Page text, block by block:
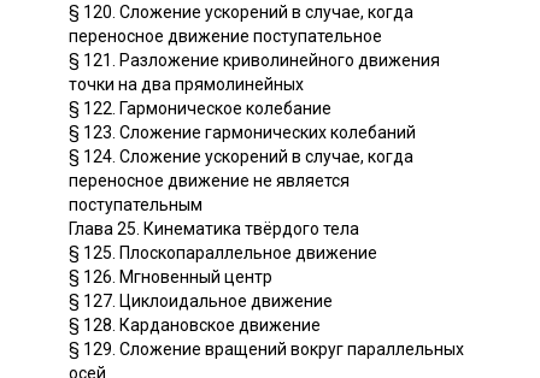
§ 120. Сложение ускорений в случае, когда
переносное движение поступательное
§ 121. Разложение криволинейного движения
точки на два прямолинейных
§ 122. Гармоническое колебание
§ 123. Сложение гармонических колебаний
§ 124. Сложение ускорений в случае, когда
переносное движение не является
поступательным
Глава 25. Кинематика твёрдого тела
§ 125. Плоскопараллельное движение
§ 126. Мгновенный центр
§ 127. Циклоидальное движение
§ 128. Кардановское движение
§ 129. Сложение вращений вокруг параллельных
осей